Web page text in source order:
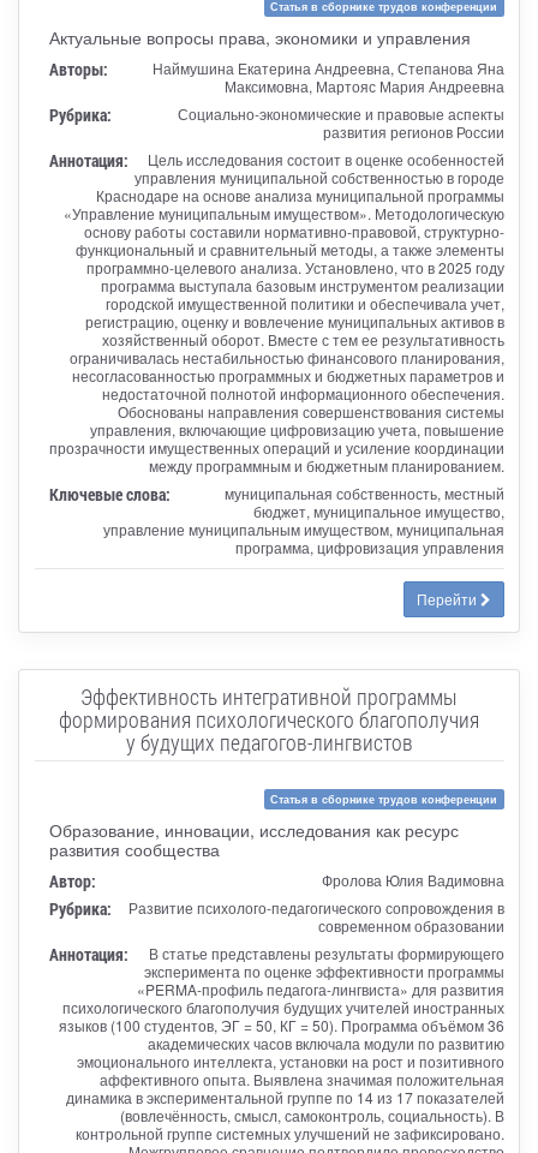
Статья в сборнике трудов конференции
Актуальные вопросы права, экономики и управления
Авторы:
Наймушина Екатерина Андреевна, Степанова Яна
Максимовна, Мартояс Мария Андреевна
Рубрика:
Социально-экономические и правовые аспекты
развития регионов России
Аннотация:
Цель исследования состоит в оценке особенностей
управления муниципальной собственностью в городе
Краснодаре на основе анализа муниципальной программы
«Управление муниципальным имуществом». Методологическую
основу работы составили нормативно-правовой, структурно-
функциональный и сравнительный методы, а также элементы
программно-целевого анализа. Установлено, что в 2025 году
программа выступала базовым инструментом реализации
городской имущественной политики и обеспечивала учет,
регистрацию, оценку и вовлечение муниципальных активов в
хозяйственный оборот. Вместе с тем ее результативность
ограничивалась нестабильностью финансового планирования,
несогласованностью программных и бюджетных параметров и
недостаточной полнотой информационного обеспечения.
Обоснованы направления совершенствования системы
управления, включающие цифровизацию учета, повышение
прозрачности имущественных операций и усиление координации
между программным и бюджетным планированием.
Ключевые слова:
муниципальная собственность, местный
бюджет, муниципальное имущество,
управление муниципальным имуществом, муниципальная
программа, цифровизация управления
Перейти
Эффективность интегративной программы
формирования психологического благополучия
у будущих педагогов-лингвистов
Статья в сборнике трудов конференции
Образование, инновации, исследования как ресурс
развития сообщества
Автор: Фролова Юлия Вадимовна
Рубрика:
Развитие психолого-педагогического сопровождения в
современном образовании
Аннотация:
В статье представлены результаты формирующего
эксперимента по оценке эффективности программы
«PERMA-профиль педагога-лингвиста» для развития
психологического благополучия будущих учителей иностранных
языков (100 студентов, ЭГ = 50, КГ = 50). Программа объёмом 36
академических часов включала модули по развитию
эмоционального интеллекта, установки на рост и позитивного
аффективного опыта. Выявлена значимая положительная
динамика в экспериментальной группе по 14 из 17 показателей
(вовлечённость, смысл, самоконтроль, социальность). В
контрольной группе системных улучшений не зафиксировано.